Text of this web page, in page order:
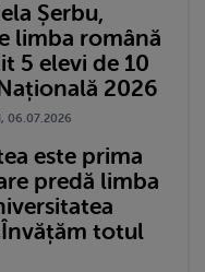
Șerbu,
limba română
5 elevi de 10
2026
06.07.2026
este prima
predă limba
totul